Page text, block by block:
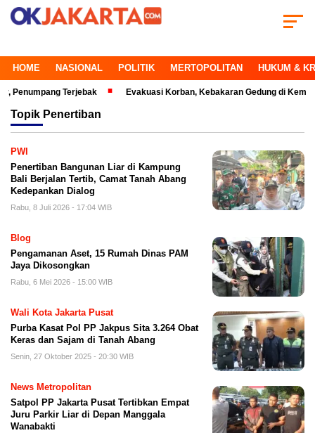
HOME NASIONAL POLITIK MERTOPOLITAN HUKUM &
Terjebak Evakuasi Korban, Kebakaran Gedung di
Topik Penertiban
PWI
Penertiban Bangunan Liar di Kampung
Bali Berjalan Tertib, Camat Tanah Abang
Kedepankan Dialog
Rabu, 8 Juli 2026 - 17:04 WIB
Blog
Pengamanan Aset, 15 Rumah Dinas PAM
Jaya Dikosongkan
Rabu, 6 Mei 2026 - 15:00 WIB
Wali Kota Jakarta Pusat
Purba Kasat Pol PP Jakpus Sita 3.264 Obat
Keras dan Sajam di Tanah Abang
Senin, 27 Oktober 2025 - 20:30 WIB
News Metropolitan
Satpol PP Jakarta Pusat Tertibkan Empat
Juru Parkir Liar di Depan Manggala
Wanabakti